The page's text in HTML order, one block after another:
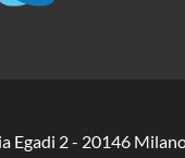
2 - 20146